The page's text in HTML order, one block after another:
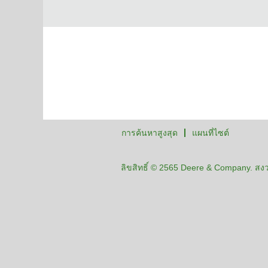
การค้นหาสูงสุด แผนที่ไซต์
ลิขสิทธิ์ © 2565 Deere & Company. ส